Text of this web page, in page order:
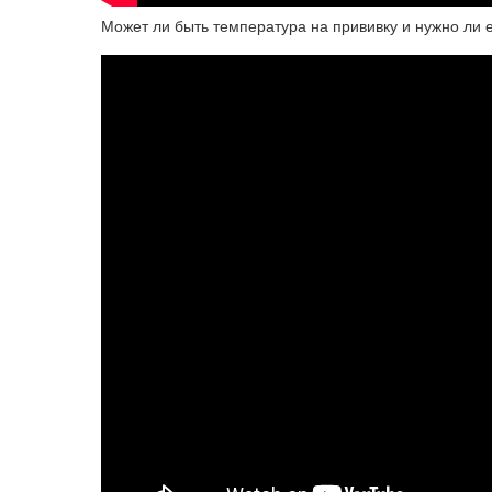
Может ли быть температура на прививку и нужно ли